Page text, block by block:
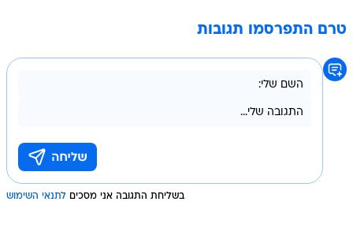
טרם התפרסמו תגובות
בשליחת התגובה אני מסכים לתנאי השימוש